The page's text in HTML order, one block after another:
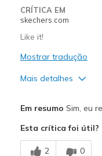
Travel
Sizing
CRÍTICA EM
skechers.com
Like it!
Mostrar tradução
Mais detalhes
Breathe Well
Em resumo Sim, eu
Esta crítica foi útil?
2 0